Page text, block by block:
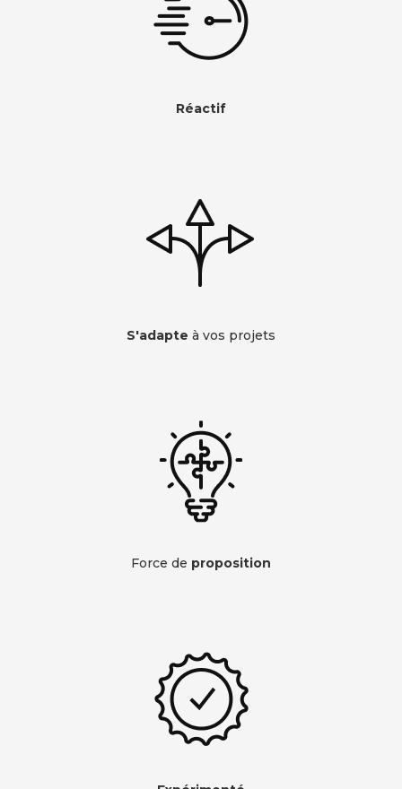
Réactif
S'adapte à vos projets
Force de proposition